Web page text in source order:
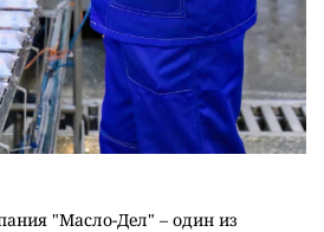
"Масло-Дел" – один из